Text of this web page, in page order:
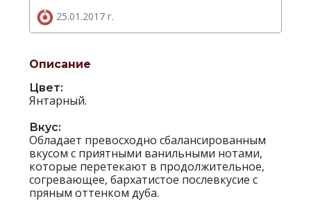
25.01.2017 г.
Описание
Цвет:
Янтарный.
Вкус:
Обладает превосходно сбалансированным
вкусом с приятными ванильными нотами,
которые перетекают в продолжительное,
согревающее, бархатистое послевкусие с
пряным оттенком дуба.